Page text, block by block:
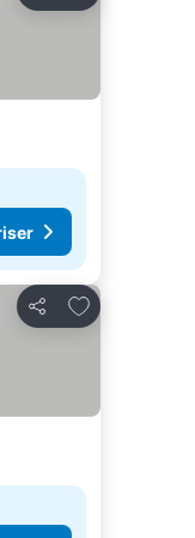
Del
Føj til favoritter